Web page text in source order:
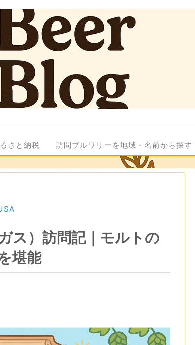
さと納税 訪問ブルワリーを地域・名前から探す
ス）訪問記｜モルトの
堪能